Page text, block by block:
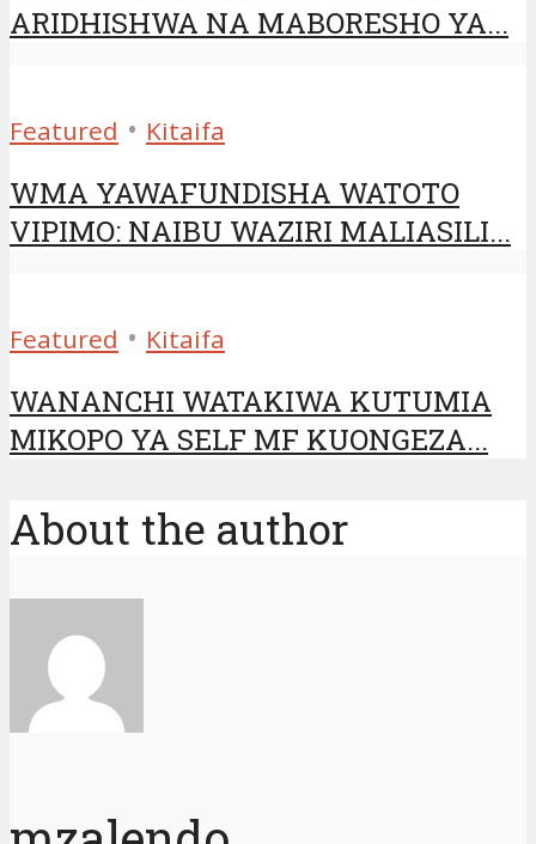
ARIDHISHWA NA MABORESHO YA...
Featured • Kitaifa
WMA YAWAFUNDISHA WATOTO
VIPIMO: NAIBU WAZIRI MALIASILI...
Featured • Kitaifa
WANANCHI WATAKIWA KUTUMIA
MIKOPO YA SELF MF KUONGEZA...
About the author